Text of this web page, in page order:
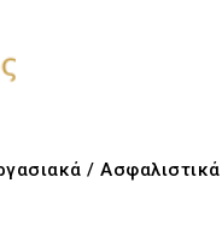
/ Ασφαλιστικά